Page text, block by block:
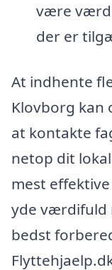
være
der er
At indhente
Klovborg kan
at kontakte
netop dit
mest
yde værdifuld
bedst